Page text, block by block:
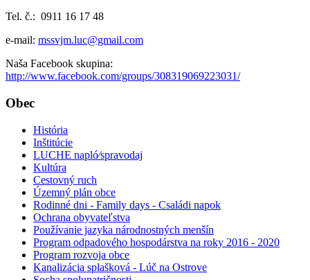
Tel. č.: 0911 16 17 48
e-mail: mssvjm.luc@gmail.com
Naša Facebook skupina:
http://www.facebook.com/groups/308319069223031/
Obec
História
Inštitúcie
LUCHE napló⁄spravodaj
Kultúra
Cestovný ruch
Územný plán obce
Rodinné dni - Family days - Családi napok
Ochrana obyvateľstva
Používanie jazyka národnostných menšín
Program odpadového hospodárstva na roky 2016 - 2020
Program rozvoja obce
Kanalizácia splašková - Lúč na Ostrove